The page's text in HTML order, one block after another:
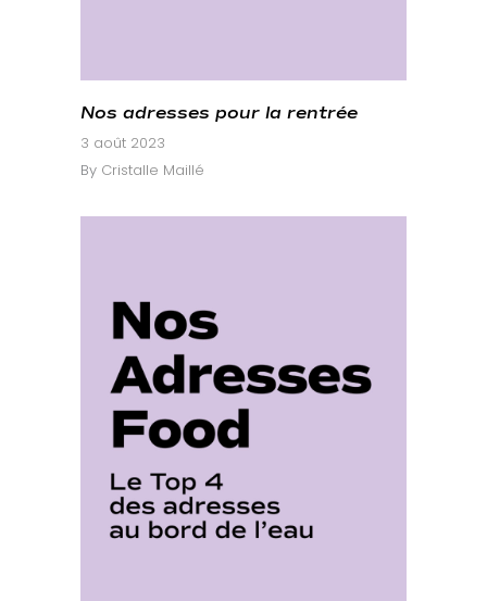
Nos adresses pour la rentrée
3 août 2023
By Cristalle Maillé